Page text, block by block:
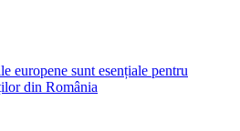
europene sunt esențiale pentru
din România